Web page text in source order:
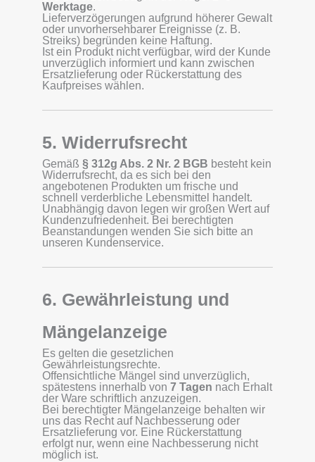
Werktage.
Lieferverzögerungen aufgrund höherer Gewalt
oder unvorhersehbarer Ereignisse (z. B.
Streiks) begründen keine Haftung.
Ist ein Produkt nicht verfügbar, wird der Kunde
unverzüglich informiert und kann zwischen
Ersatzlieferung oder Rückerstattung des
Kaufpreises wählen.
5. Widerrufsrecht
Gemäß § 312g Abs. 2 Nr. 2 BGB besteht kein
Widerrufsrecht, da es sich bei den
angebotenen Produkten um frische und
schnell verderbliche Lebensmittel handelt.
Unabhängig davon legen wir großen Wert auf
Kundenzufriedenheit. Bei berechtigten
Beanstandungen wenden Sie sich bitte an
unseren Kundenservice.
6. Gewährleistung und
Mängelanzeige
Es gelten die gesetzlichen
Gewährleistungsrechte.
Offensichtliche Mängel sind unverzüglich,
spätestens innerhalb von 7 Tagen nach Erhalt
der Ware schriftlich anzuzeigen.
Bei berechtigter Mängelanzeige behalten wir
uns das Recht auf Nachbesserung oder
Ersatzlieferung vor. Eine Rückerstattung
erfolgt nur, wenn eine Nachbesserung nicht
möglich ist.